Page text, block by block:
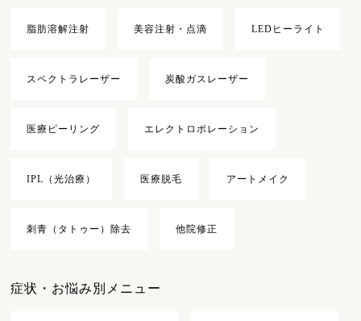
脂肪溶解注射 美容注射・点滴 LEDヒーライト
スペクトラレーザー 炭酸ガスレーザー
医療ピーリング エレクトロポレーション
IPL（光治療） 医療脱毛 アートメイク
刺青（タトゥー）除去 他院修正
症状・お悩み別メニュー